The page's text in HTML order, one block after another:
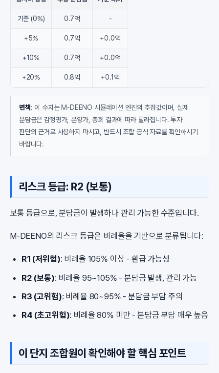
기준 (0%) 0.7억 -
+5% 0.7억 +0.0억
+10% 0.7억 +0.0억
+20% 0.8억 +0.1억
면책: 이 수치는 M-DEENO 시뮬레이션 엔진의 추정값이며, 실제
분담금은 감정평가, 분양가, 총회 결과에 따라 달라집니다. 투자
판단의 근거로 사용하지 마시고, 반드시 조합 공식 자료를 확인하시기
바랍니다.
리스크 등급: R2 (보통)
보통 등급으로, 분담금이 발생하나 관리 가능한 수준입니다.
M-DEENO의 리스크 등급은 비례율을 기반으로 분류됩니다:
R1 (저위험): 비례율 105% 이상 - 환급 가능성
R2 (보통): 비례율 95~105% - 분담금 발생, 관리 가능
R3 (고위험): 비례율 80~95% - 분담금 부담 주의
R4 (초고위험): 비례율 80% 미만 - 분담금 부담 매우 높음
이 단지 조합원이 확인해야 할 핵심 포인트